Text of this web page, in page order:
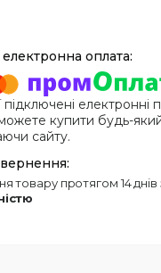
підключені електронні
купити будь-
сайту.
товару протягом 14 днів